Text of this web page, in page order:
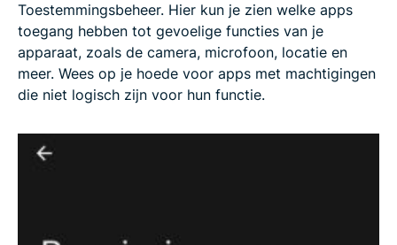
Toestemmingsbeheer. Hier kun je zien welke apps
toegang hebben tot gevoelige functies van je
apparaat, zoals de camera, microfoon, locatie en
meer. Wees op je hoede voor apps met machtigingen
die niet logisch zijn voor hun functie.